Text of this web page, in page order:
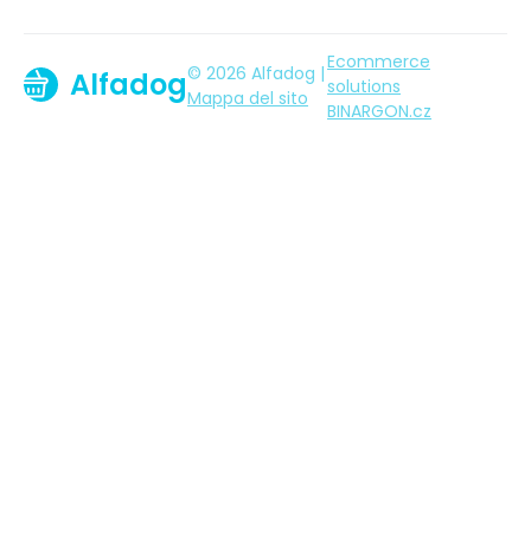
Alfadog© 2026 Alfadog |
Mappa del sito
Ecommerce
solutions
BINARGON.cz